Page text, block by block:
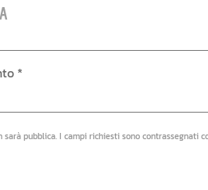
sarà pubblica. I campi richiesti sono contrassegnati